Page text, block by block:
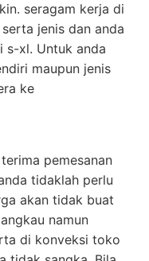
seragam kerja di
jenis dan anda
s-xl. Untuk anda
maupun jenis
ke
pemesanan
tidaklah perlu
akan tidak buat
namun
di konveksi toko